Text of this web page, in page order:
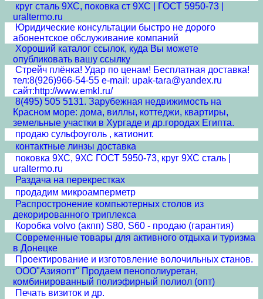
круг сталь 9ХС, поковка ст 9ХС | ГОСТ 5950-73 |
uraltermo.ru
Юридические консультации быстро не дорого
абонентское обслуживание компаний
Хороший каталог ссылок, куда Вы можете
опубликовать вашу ссылку
Стрейч плёнка! Удар по ценам! Бесплатная доставка!
тел:8(926)966-54-55 e-mail: upak-tara@yandex.ru
сайт:http://www.emkl.ru/
8(495) 505 5131. Зарубежная недвижимость на
Красном море: дома, виллы, коттеджи, квартиры,
земельные участки в Хургаде и др.городах Египта.
продаю сульфоуголь , катионит.
контактные линзы доставка
поковка 9ХС, 9ХС ГОСТ 5950-73, круг 9ХС сталь |
uraltermo.ru
Раздача на перекрестках
продадим микроамперметр
Распростронение компьютерных столов из
декорированного триплекса
Коробка volvo (акпп) S80, S60 - продаю (гарантия)
Современные товары для активного отдыха и туризма
в Донецке
Проектирование и изготовление волочильных станов.
ООО"Азияопт" Продаем пенополиуретан,
комбинированный полиэфирный полиол (опт)
Печать визиток и др.